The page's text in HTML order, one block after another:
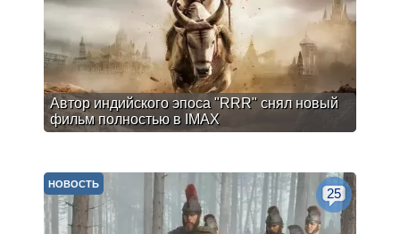
Автор индийского эпоса "RRR" снял новый
фильм полностью в IMAX
НОВОСТЬ
25